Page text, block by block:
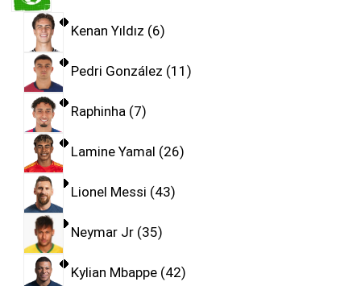
Kenan Yıldız 6
Pedri González 11
Raphinha 7
Lamine Yamal 26
Lionel Messi 43
Neymar Jr 35
Kylian Mbappe 42